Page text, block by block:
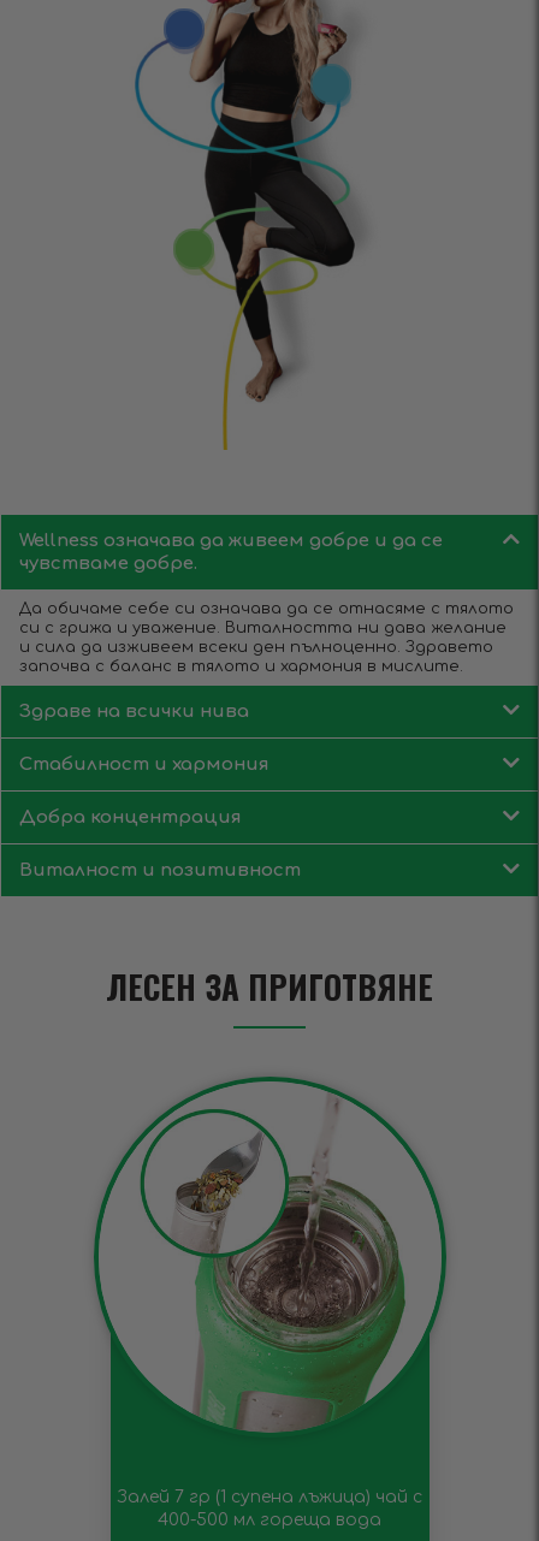
Wellness означава да живеем добре и да се
чувстваме добре.
Да обичаме себе си означава да се отнасяме с тялото
си с грижа и уважение. Виталността ни дава желание
и сила да изживеем всеки ден пълноценно. Здравето
започва с баланс в тялото и хармония в мислите.
Здраве на всички нива
Стабилност и хармония
Добра концентрация
Виталност и позитивност
ЛЕСЕН ЗА ПРИГОТВЯНЕ
Залей 7 гр (1 супена лъжица) чай с
400-500 мл гореща вода